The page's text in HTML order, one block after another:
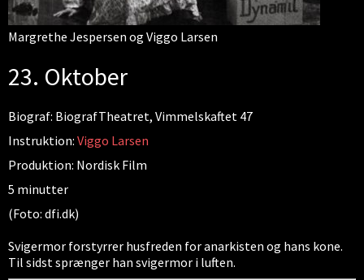
Margrethe Jespersen og Viggo Larsen
23. Oktober
Biograf: BiografTheatret, Vimmelskaftet 47
Instruktion: Viggo Larsen
Produktion: Nordisk Film
5 minutter
(Foto: dfi.dk)
Svigermor forstyrrer husfreden for anarkisten og hans kone.
Til sidst sprænger han svigermor i luften.